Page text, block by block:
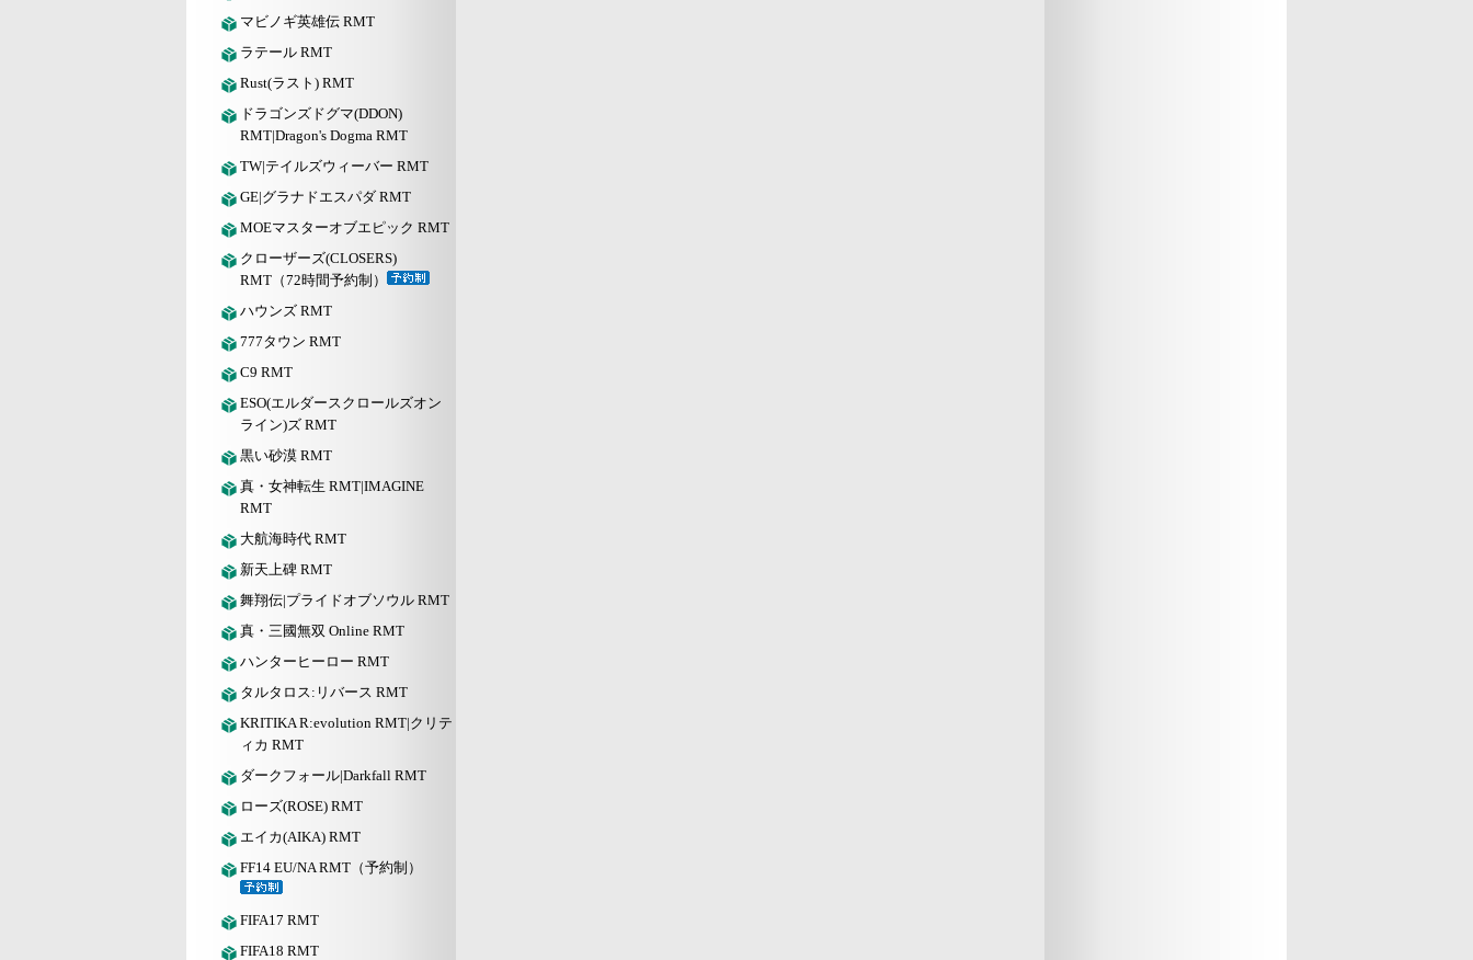
マビノギ英雄伝 RMT
ラテール RMT
Rust(ラスト) RMT
ドラゴンズドグマ(DDON)
RMT|Dragon's Dogma RMT
TW|テイルズウィーバー RMT
GE|グラナドエスパダ RMT
MOEマスターオブエピック RMT
クローザーズ(CLOSERS)
RMT（72時間予約制）
ハウンズ RMT
777タウン RMT
C9 RMT
ESO(エルダースクロールズオン
ライン)ズ RMT
黒い砂漠 RMT
真・女神転生 RMT|IMAGINE
RMT
大航海時代 RMT
新天上碑 RMT
舞翔伝|プライドオブソウル RMT
真・三國無双 Online RMT
ハンターヒーロー RMT
タルタロス:リバース RMT
KRITIKA R:evolution RMT|クリテ
ィカ RMT
ダークフォール|Darkfall RMT
ローズ(ROSE) RMT
エイカ(AIKA) RMT
FF14 EU/NA RMT（予約制）
FIFA17 RMT
FIFA18 RMT